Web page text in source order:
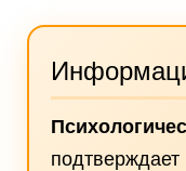
подтверждает